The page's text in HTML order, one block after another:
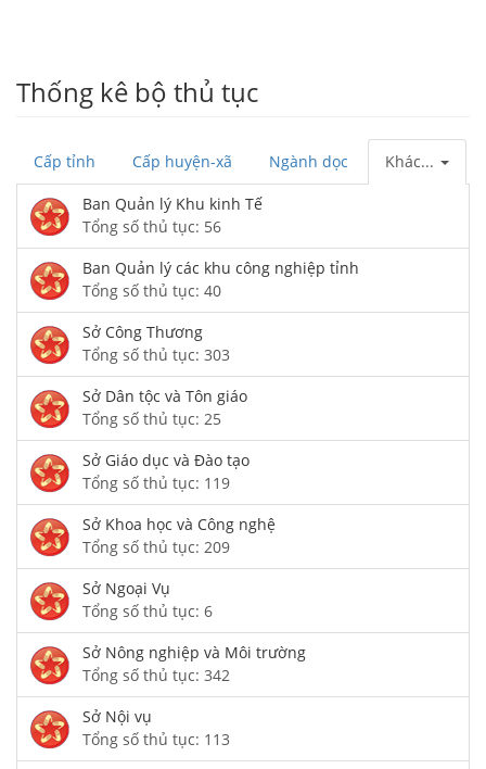
Thống kê bộ thủ tục
Cấp tỉnh Cấp huyện-xã Ngành dọc Khác...
Ban Quản lý Khu kinh Tế
Tổng số thủ tục: 56
Ban Quản lý các khu công nghiệp tỉnh
Tổng số thủ tục: 40
Sở Công Thương
Tổng số thủ tục: 303
Sở Dân tộc và Tôn giáo
Tổng số thủ tục: 25
Sở Giáo dục và Đào tạo
Tổng số thủ tục: 119
Sở Khoa học và Công nghệ
Tổng số thủ tục: 209
Sở Ngoại Vụ
Tổng số thủ tục: 6
Sở Nông nghiệp và Môi trường
Tổng số thủ tục: 342
Sở Nội vụ
Tổng số thủ tục: 113